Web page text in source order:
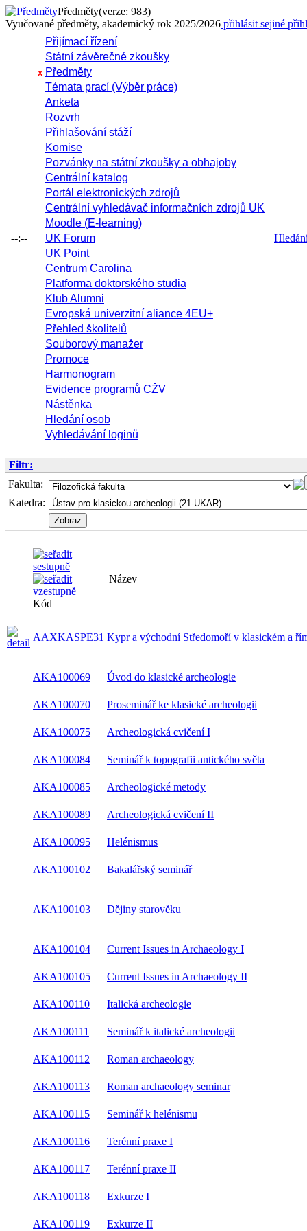
Předměty(verze: 983)
Vyučované předměty, akademický rok 2025/2026 přihlásit sejiné
--:--
Přijímací řízení
Státní závěrečné zkoušky
x Předměty
Témata prací (Výběr práce)
Anketa
Rozvrh
Přihlašování stáží
Komise
Pozvánky na státní zkoušky a obhajoby
Centrální katalog
Portál elektronických zdrojů
Centrální vyhledávač informačních zdrojů UK
Moodle (E-learning)
UK Forum
UK Point
Centrum Carolina
Platforma doktorského studia
Klub Alumni
Evropská univerzitní aliance 4EU+
Přehled školitelů
Souborový manažer
Promoce
Harmonogram
Evidence programů CŽV
Nástěnka
Hledání osob
Vyhledávání loginů
Filtr:
Fakulta:
Katedra:
Kód
AAXKASPE31 Kypr a východní Středomoří v klasickém a
období
AKA100069 Úvod do klasické archeologie
AKA100070 Proseminář ke klasické archeologii
AKA100075 Archeologická cvičení I
AKA100084 Seminář k topografii antického světa
AKA100085 Archeologické metody
AKA100089 Archeologická cvičení II
AKA100095 Helénismus
AKA100102 Bakalářský seminář
AKA100103 Dějiny starověku
AKA100104 Current Issues in Archaeology I
AKA100105 Current Issues in Archaeology II
AKA100110 Italická archeologie
AKA100111 Seminář k italické archeologii
AKA100112 Roman archaeology
AKA100113 Roman archaeology seminar
AKA100115 Seminář k helénismu
AKA100116 Terénní praxe I
AKA100117 Terénní praxe II
AKA100118 Exkurze I
AKA100119 Exkurze II